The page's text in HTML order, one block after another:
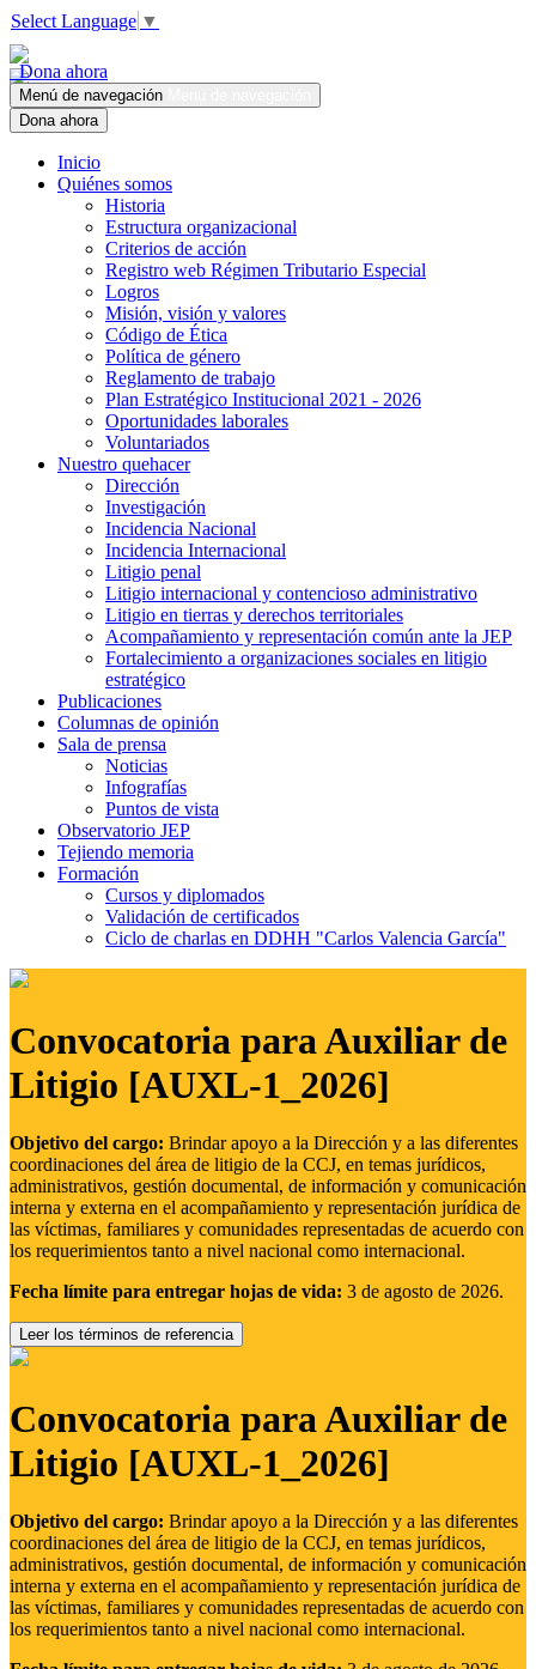
Select Language ▼
Dona ahora
Menú de navegación
Dona ahora
Inicio
Quiénes somos
Historia
Estructura organizacional
Criterios de acción
Registro web Régimen Tributario Especial
Logros
Misión, visión y valores
Código de Ética
Política de género
Reglamento de trabajo
Plan Estratégico Institucional 2021 - 2026
Oportunidades laborales
Voluntariados
Nuestro quehacer
Dirección
Investigación
Incidencia Nacional
Incidencia Internacional
Litigio penal
Litigio internacional y contencioso administrativo
Litigio en tierras y derechos territoriales
Acompañamiento y representación común ante la JEP
Fortalecimiento a organizaciones sociales en litigio
estratégico
Publicaciones
Columnas de opinión
Sala de prensa
Noticias
Infografías
Puntos de vista
Observatorio JEP
Tejiendo memoria
Formación
Cursos y diplomados
Validación de certificados
Ciclo de charlas en DDHH "Carlos Valencia García"
Convocatoria para Auxiliar de
Litigio [AUXL-1_2026]
Objetivo del cargo: Brindar apoyo a la Dirección y a las diferentes
coordinaciones del área de litigio de la CCJ, en temas jurídicos,
administrativos, gestión documental, de información y comunicación
interna y externa en el acompañamiento y representación jurídica de
las víctimas, familiares y comunidades representadas de acuerdo con
los requerimientos tanto a nivel nacional como internacional.
Fecha límite para entregar hojas de vida: 3 de agosto de 2026.
Leer los términos de referencia
Convocatoria para Auxiliar de
Litigio [AUXL-1_2026]
Objetivo del cargo: Brindar apoyo a la Dirección y a las diferentes
coordinaciones del área de litigio de la CCJ, en temas jurídicos,
administrativos, gestión documental, de información y comunicación
interna y externa en el acompañamiento y representación jurídica de
las víctimas, familiares y comunidades representadas de acuerdo con
los requerimientos tanto a nivel nacional como internacional.